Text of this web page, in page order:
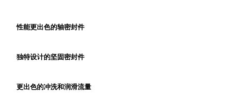
性能更出色的轴密封件
独特设计的坚固密封件
更出色的冲洗和润滑流量